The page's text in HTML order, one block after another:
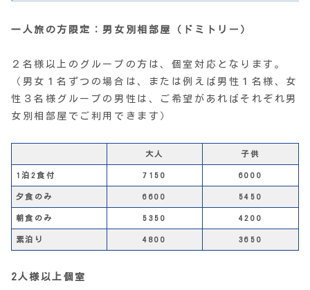
一人旅の方限定：男女別相部屋（ドミトリー）
２名様以上のグループの方は、個室対応となります。
（男女１名ずつの場合は、または例えば男性１名様、女
性３名様グループの男性は、ご希望があればそれぞれ男
女別相部屋でご利用できます）
大人 子供
1泊2食付 7150 6000
夕食のみ 6600 5450
朝食のみ 5350 4200
素泊り 4800 3650
2人様以上個室